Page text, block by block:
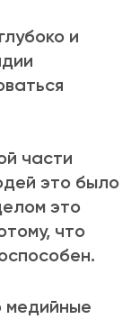
и
части
это было
это
что
медийные